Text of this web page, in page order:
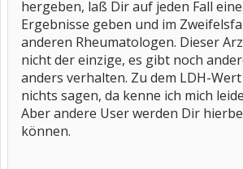
hergeben, laß Dir auf jeden Fall
Ergebnisse geben und im
anderen Rheumatologen. Dieser
nicht der einzige, es gibt noch
anders verhalten. Zu dem LDH-
nichts sagen, da kenne ich mich
Aber andere User werden Dir
können.